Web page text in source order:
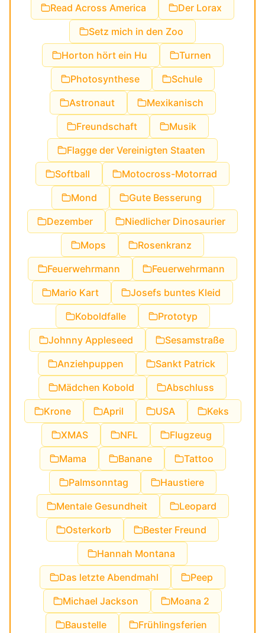
Read Across America
Der Lorax
Setz mich in den Zoo
Horton hört ein Hu
Turnen
Photosynthese
Schule
Astronaut
Mexikanisch
Freundschaft
Musik
Flagge der Vereinigten Staaten
Softball
Motocross-Motorrad
Mond
Gute Besserung
Dezember
Niedlicher Dinosaurier
Mops
Rosenkranz
Feuerwehrmann
Feuerwehrmann
Mario Kart
Josefs buntes Kleid
Koboldfalle
Prototyp
Johnny Appleseed
Sesamstraße
Anziehpuppen
Sankt Patrick
Mädchen Kobold
Abschluss
Krone
April USA
Keks
XMAS
NFL
Flugzeug
Mama
Banane
Tattoo
Palmsonntag
Haustiere
Mentale Gesundheit
Leopard
Osterkorb
Bester Freund
Hannah Montana
Das letzte Abendmahl
Peep
Michael Jackson
Moana 2
Baustelle
Frühlingsferien